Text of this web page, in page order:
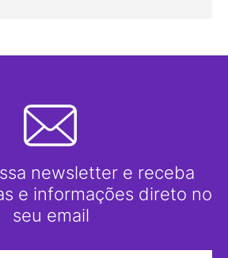
newsletter e receba
e informações direto no
seu email